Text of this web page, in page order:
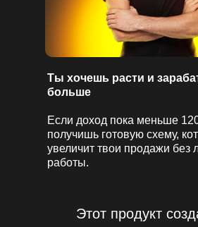
Ты хочешь расти и
больше
Если доход пока меньше
получишь готовую схему,
увеличит твои продажи без
работы.
Этот продукт